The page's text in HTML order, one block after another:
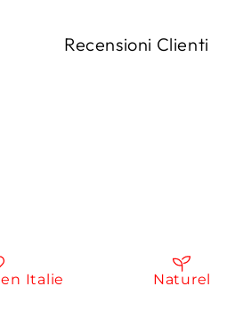
Recensioni Clienti
Naturel